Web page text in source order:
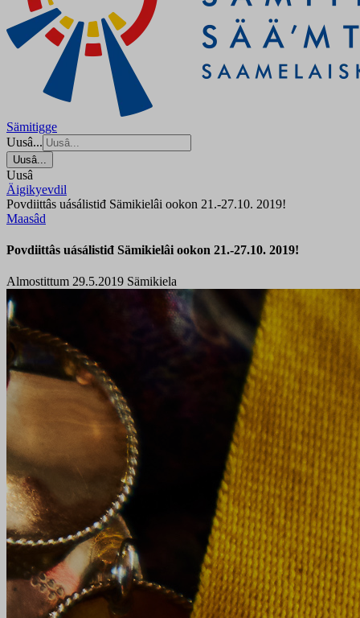
Sämitigge
Uusâ...
Uusâ...
Uusâ
Äigikyevdil
Povdiittâs uásálistiđ Sämikielâi ookon 21.-27.10. 2019!
Maasâd
Povdiittâs uásálistiđ Sämikielâi ookon 21.-27.10. 2019!
Almostittum 29.5.2019 Sämikiela